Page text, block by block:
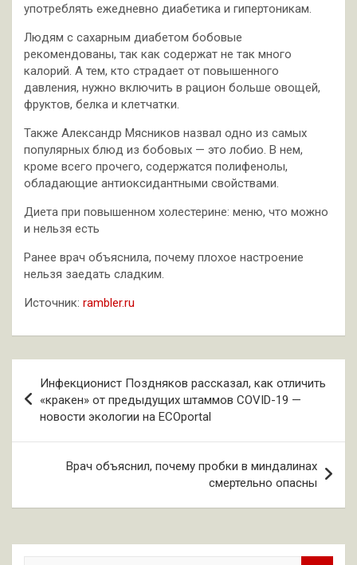
употреблять ежедневно диабетика и гипертоникам.
Людям с сахарным диабетом бобовые
рекомендованы, так как содержат не так много
калорий. А тем, кто страдает от повышенного
давления, нужно включить в рацион больше овощей,
фруктов, белка и клетчатки.
Также Александр Мясников назвал одно из самых
популярных блюд из бобовых — это лобио. В нем,
кроме всего прочего, содержатся полифенолы,
обладающие антиоксидантными свойствами.
Диета при повышенном холестерине: меню, что можно
и нельзя есть
Ранее врач объяснила, почему плохое настроение
нельзя заедать сладким.
Источник: rambler.ru
по
записям
Инфекционист Поздняков рассказал, как отличить
«кракен» от предыдущих штаммов COVID-19 —
новости экологии на ECOportal
Врач объяснил, почему пробки в миндалинах
смертельно опасны